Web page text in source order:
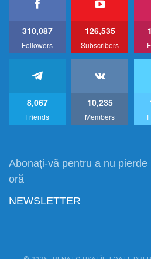
310,087
Followers
126,535
Subscribers
8,067
Friends
10,235
Members
Abonați-vă pentru a nu
oră
NEWSLETTER